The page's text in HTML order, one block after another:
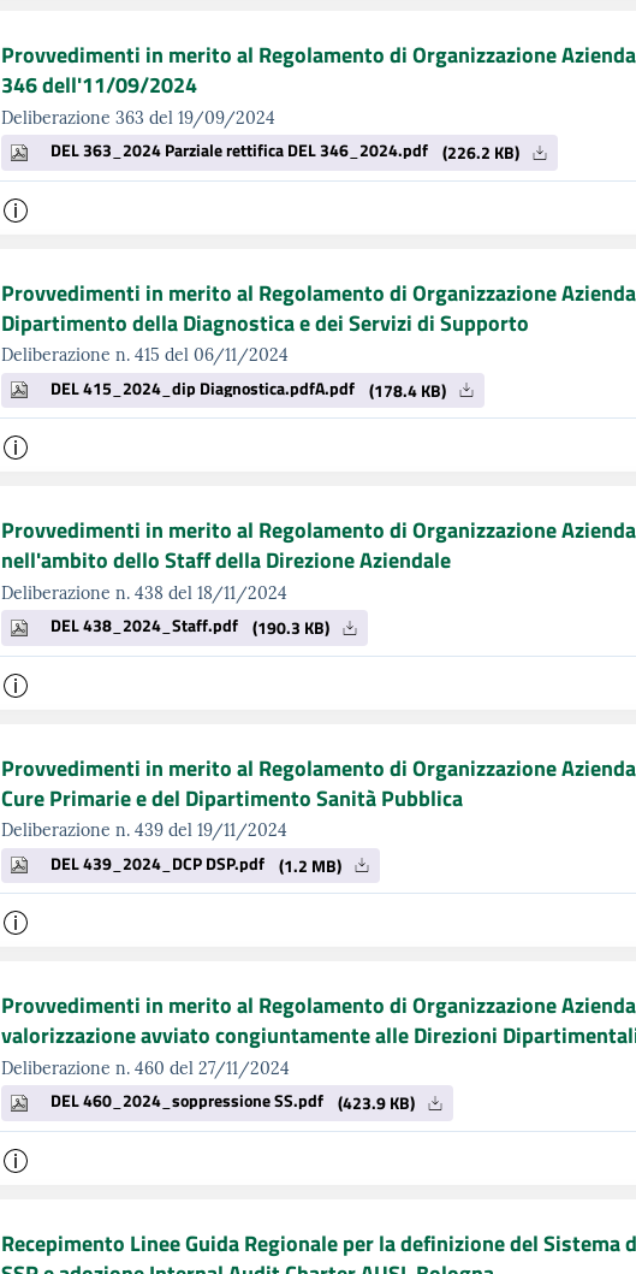
Provvedimenti in merito al Regolamento di Organizzazione
346 dell'11/09/2024
Deliberazione 363 del 19/09/2024
DEL 363_2024 Parziale rettifica DEL 346_2024.pdf (226.2 KB)
Provvedimenti in merito al Regolamento di Organizzazione
Dipartimento della Diagnostica e dei Servizi di Supporto
Deliberazione n. 415 del 06/11/2024
DEL 415_2024_dip Diagnostica.pdfA.pdf (178.4 KB)
Provvedimenti in merito al Regolamento di Organizzazione
nell'ambito dello Staff della Direzione Aziendale
Deliberazione n. 438 del 18/11/2024
DEL 438_2024_Staff.pdf (190.3 KB)
Provvedimenti in merito al Regolamento di Organizzazione
Cure Primarie e del Dipartimento Sanità Pubblica
Deliberazione n. 439 del 19/11/2024
DEL 439_2024_DCP DSP.pdf (1.2 MB)
Provvedimenti in merito al Regolamento di Organizzazione
valorizzazione avviato congiuntamente alle Direzioni
Deliberazione n. 460 del 27/11/2024
DEL 460_2024_soppressione SS.pdf (423.9 KB)
Recepimento Linee Guida Regionale per la definizione del